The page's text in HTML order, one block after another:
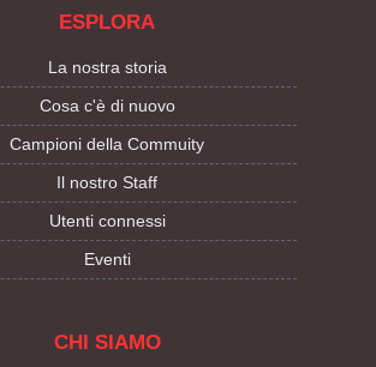
ESPLORA
La nostra storia
Cosa c'è di nuovo
Campioni della Commuity
Il nostro Staff
Utenti connessi
Eventi
CHI SIAMO